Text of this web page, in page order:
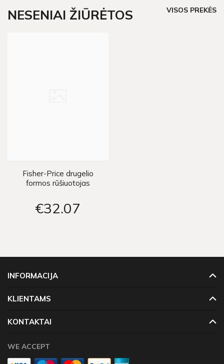
NESENIAI ŽIŪRĖTOS VISOS PREKĖS
Fisher-Price drugelio
formos rūšiuotojas
€32 07
INFORMACIJA
KLIENTAMS
KONTAKTAI
WE ACCEPT